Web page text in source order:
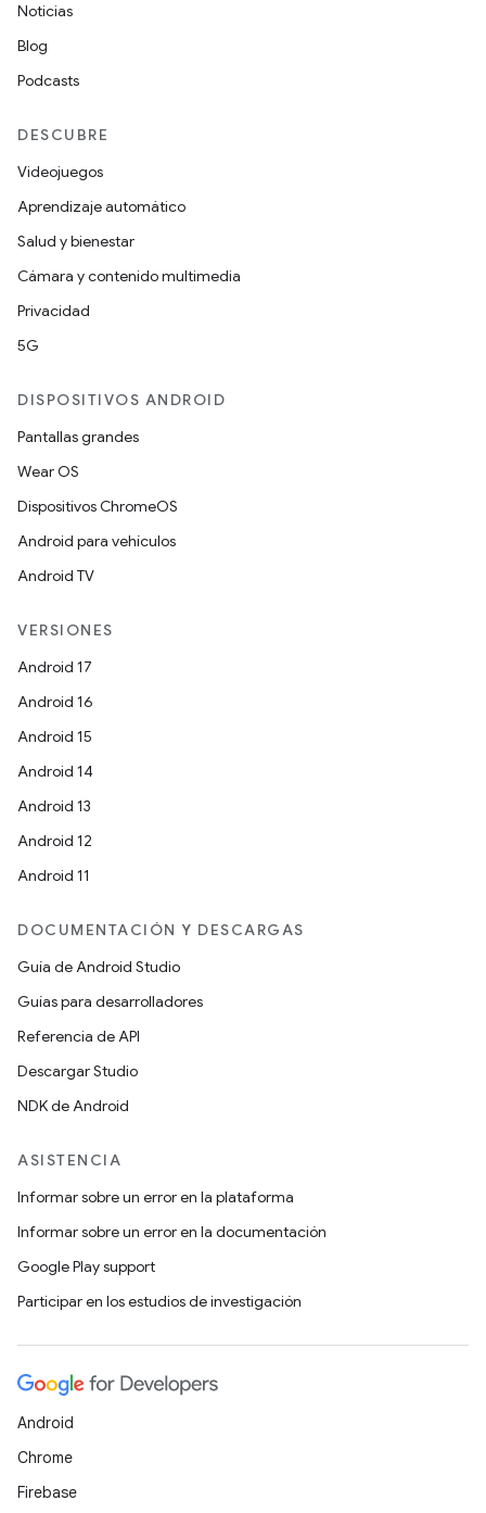
Noticias
Blog
Podcasts
DESCUBRE
Videojuegos
Aprendizaje automático
Salud y bienestar
Cámara y contenido multimedia
Privacidad
5G
DISPOSITIVOS ANDROID
Pantallas grandes
Wear OS
Dispositivos ChromeOS
Android para vehículos
Android TV
VERSIONES
Android 17
Android 16
Android 15
Android 14
Android 13
Android 12
Android 11
DOCUMENTACIÓN Y DESCARGAS
Guía de Android Studio
Guías para desarrolladores
Referencia de API
Descargar Studio
NDK de Android
ASISTENCIA
Informar sobre un error en la plataforma
Informar sobre un error en la documentación
Google Play support
Participar en los estudios de investigación
Android
Chrome
Firebase